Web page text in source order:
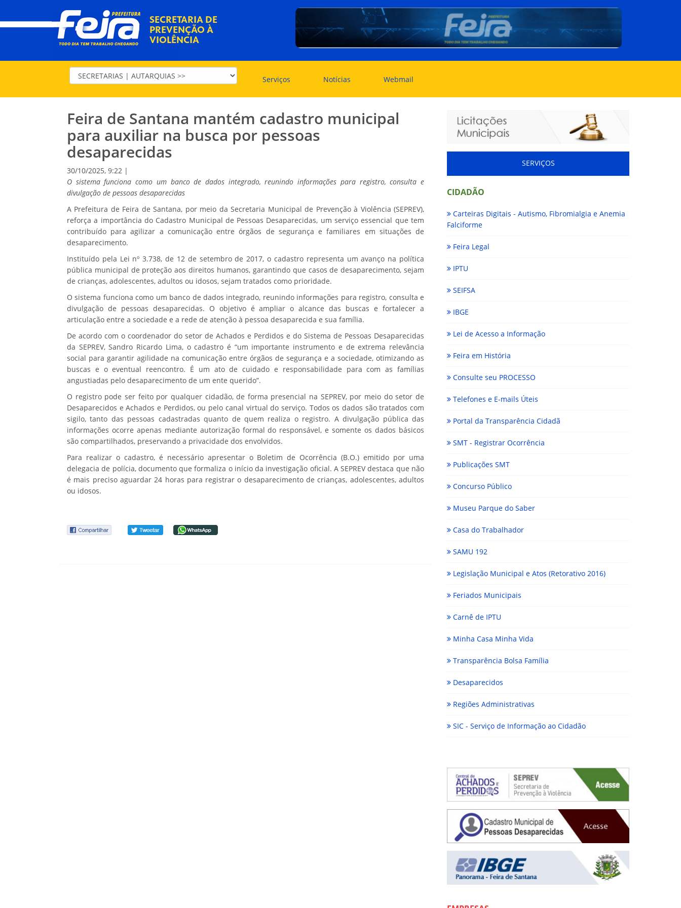
SECRETARIA DE
PREVENÇÃO À
VIOLÊNCIA
Serviços Notícias Webmail
Feira de Santana mantém cadastro municipal
para auxiliar na busca por pessoas
desaparecidas
30/10/2025, 9:22 |
O sistema funciona como um banco de dados integrado, reunindo informações para registro, consulta e
divulgação de pessoas desaparecidas
A Prefeitura de Feira de Santana, por meio da Secretaria Municipal de Prevenção à Violência (SEPREV),
reforça a importância do Cadastro Municipal de Pessoas Desaparecidas, um serviço essencial que tem
contribuído para agilizar a comunicação entre órgãos de segurança e familiares em situações de
desaparecimento.
Instituído pela Lei nº 3.738, de 12 de setembro de 2017, o cadastro representa um avanço na política
pública municipal de proteção aos direitos humanos, garantindo que casos de desaparecimento, sejam
de crianças, adolescentes, adultos ou idosos, sejam tratados como prioridade.
O sistema funciona como um banco de dados integrado, reunindo informações para registro, consulta e
divulgação de pessoas desaparecidas. O objetivo é ampliar o alcance das buscas e fortalecer a
articulação entre a sociedade e a rede de atenção à pessoa desaparecida e sua família.
De acordo com o coordenador do setor de Achados e Perdidos e do Sistema de Pessoas Desaparecidas
da SEPREV, Sandro Ricardo Lima, o cadastro é “um importante instrumento e de extrema relevância
social para garantir agilidade na comunicação entre órgãos de segurança e a sociedade, otimizando as
buscas e o eventual reencontro. É um ato de cuidado e responsabilidade para com as famílias
angustiadas pelo desaparecimento de um ente querido”.
O registro pode ser feito por qualquer cidadão, de forma presencial na SEPREV, por meio do setor de
Desaparecidos e Achados e Perdidos, ou pelo canal virtual do serviço. Todos os dados são tratados com
sigilo, tanto das pessoas cadastradas quanto de quem realiza o registro. A divulgação pública das
informações ocorre apenas mediante autorização formal do responsável, e somente os dados básicos
são compartilhados, preservando a privacidade dos envolvidos.
Para realizar o cadastro, é necessário apresentar o Boletim de Ocorrência (B.O.) emitido por uma
delegacia de polícia, documento que formaliza o início da investigação oficial. A SEPREV destaca que não
é mais preciso aguardar 24 horas para registrar o desaparecimento de crianças, adolescentes, adultos
ou idosos.
SERVIÇOS
CIDADÃO
Carteiras Digitais - Autismo, Fibromialgia e Anemia
Falciforme
Feira Legal
IPTU
SEIFSA
IBGE
Lei de Acesso a Informação
Feira em História
Consulte seu PROCESSO
Telefones e E-mails Úteis
Portal da Transparência Cidadã
SMT - Registrar Ocorrência
Publicações SMT
Concurso Público
Museu Parque do Saber
Casa do Trabalhador
SAMU 192
Legislação Municipal e Atos (Retorativo 2016)
Feriados Municipais
Carnê de IPTU
Minha Casa Minha Vida
Transparência Bolsa Família
Desaparecidos
Regiões Administrativas
SIC - Serviço de Informação ao Cidadão